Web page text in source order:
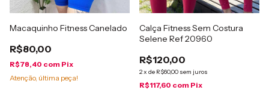
Macaquinho Fitness Canelado
R$80,00
R$78,40 com Pix
Atenção, última peça!
Calça Fitness Sem Costura
Selene Ref 20960
R$120,00
2x de R$60,00 sem juros
R$117,60 com Pix